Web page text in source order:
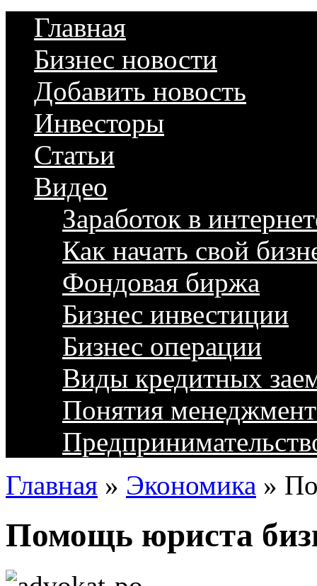
Главная
Бизнес новости
Добавить новость
Инвесторы
Статьи
Видео
Заработок в
Как начать свой
Фондовая биржа
Бизнес инвестиции
Бизнес операции
Виды кредитных
Понятия
Главная » Экономика »
Помощь юриста